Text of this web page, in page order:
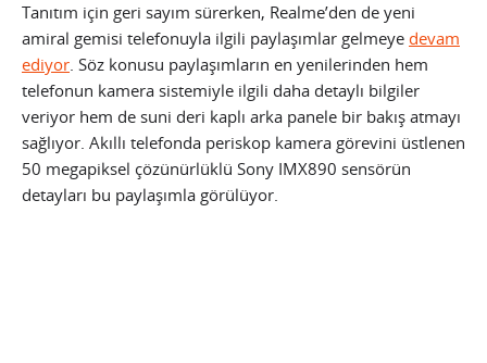
Tanıtım için geri sayım sürerken, Realme’den de yeni
amiral gemisi telefonuyla ilgili paylaşımlar gelmeye devam
ediyor. Söz konusu paylaşımların en yenilerinden hem
telefonun kamera sistemiyle ilgili daha detaylı bilgiler
veriyor hem de suni deri kaplı arka panele bir bakış atmayı
sağlıyor. Akıllı telefonda periskop kamera görevini üstlenen
50 megapiksel çözünürlüklü Sony IMX890 sensörün
detayları bu paylaşımla görülüyor.